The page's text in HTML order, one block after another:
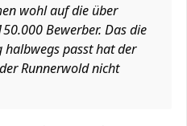
wohl auf die über
Bewerber. Das die
halbwegs passt hat der
Runnerwold nicht